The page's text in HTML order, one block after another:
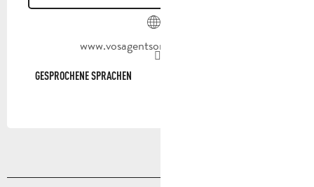
www.vosagentsontducoeur.com
GESPROCHENE SPRACHEN
GESPROCHENE SPRACHEN